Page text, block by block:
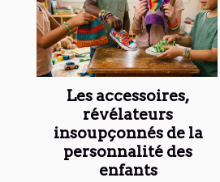
Les accessoires,
révélateurs
insoupçonnés de la
personnalité des
enfants